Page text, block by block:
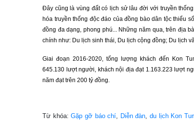
Đây cũng là vùng đất có lịch sử lâu đời với truyền
hóa truyền thống độc đáo của đồng bào dân tộc thiểu
đồng đa dạng, phong phú... Những năm qua, trên địa
chính như: Du lịch sinh thái, Du lịch cộng đồng; Du lịch
Giai đoạn 2016-2020, tổng lượng khách đến Kon
645.130 lượt người, khách nội địa đạt 1.163.223 lượt
năm đạt trên 200 tỷ đồng.
Từ khóa:Gặp gỡ báo chí, Diễn đàn,du lịch Kon